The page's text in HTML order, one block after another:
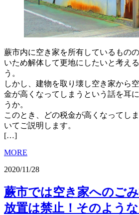
蕨市内に空き家を所有しているもの
いため解体して更地にしたいと考え
う。
しかし、建物を取り壊し空き家から
金が高くなってしまうという話を耳
うか。
このとき、どの税金が高くなってし
いてご説明します。
[…]
MORE
2020/11/28
蕨市では空き家へのご
放置は禁止！そのよう